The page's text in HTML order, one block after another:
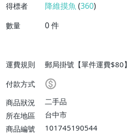
得標者 降維摸魚 (360)
數量 0件
運費規則
郵局掛號【單件運費$80】
付款方式
商品狀況
二手品
所在地區
台中市
商品編號
101745190544